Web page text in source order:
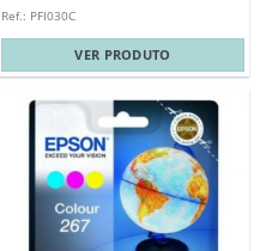
Ref.: PFI030C
VER PRODUTO